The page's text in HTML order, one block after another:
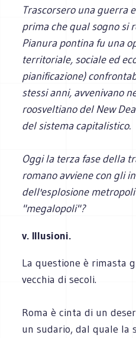
Trascorsero una guerra
prima che qual sogno si
Pianura pontina fu una
territoriale, sociale ed
pianificazione)
stessi anni, avvenivano
roosveltiano del New
del sistema capitalistico.
Oggi la terza fase della
romano avviene con gli
dell'esplosione
"megalopoli"?
v. Illusioni.
La questione è rimasta
vecchia di secoli.
Roma è cinta di un
un sudario, dal quale la